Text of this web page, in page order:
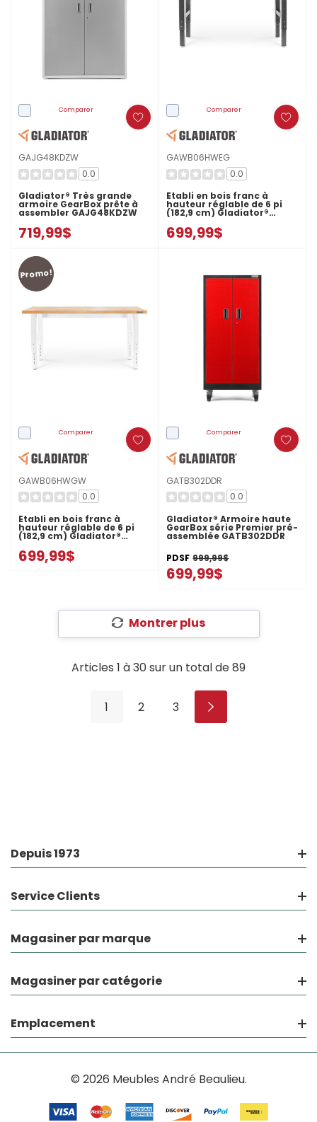
Comparer
GAJG48KDZW
0.0
Gladiator® Très grande
armoire GearBox prête à
assembler GAJG48KDZW
719,99$
Comparer
GAWB06HWEG
0.0
Établi en bois franc à
hauteur réglable de 6 pi
(182,9 cm) Gladiator®
GAWB06HWEG
699,99$
Promo!
Comparer
GAWB06HWGW
0.0
Établi en bois franc à
hauteur réglable de 6 pi
(182,9 cm) Gladiator®
GAWB06HWGW
699,99$
Comparer
GATB302DDR
0.0
Gladiator® Armoire haute
GearBox série Premier pré-
assemblée GATB302DDR
PDSF 999,99$
699,99$
Montrer plus
Articles 1 à30sur un total de89
1 2 3
Depuis 1973
Service Clients
Magasiner par marque
Magasiner par catégorie
Emplacement
© 2026 Meubles André Beaulieu.